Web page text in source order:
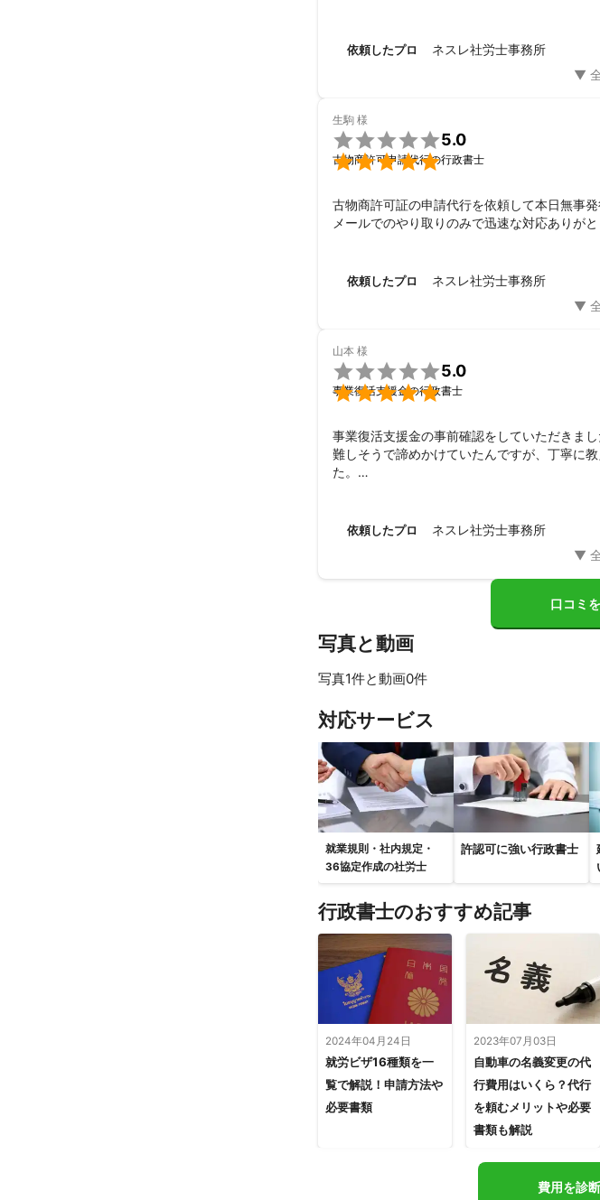
依頼したプロ ネスレ社労士事務所
生駒 様


5.0
古物商許可申請代行の行政書士
古物商許可証の申請代行を依頼して本日無事
メールでのやり取りのみで迅速な対応ありがと
依頼したプロ ネスレ社労士事務所
山本 様


5.0
事業復活支援金の行政書士
事業復活支援金の事前確認をしていただきまし
難しそうで諦めかけていたんですが、丁寧に
た。
本当にありがとうございました。
依頼したプロ ネスレ社労士事務所
口コミ
写真と動画
写真1件と動画0件
対応サービス
就業規則・社内規定・
36協定作成の社労士
許認可に強い行政書士
行政書士のおすすめ記事
2024年04月24日
就労ビザ16種類を一
覧で解説！申請方法や
必要書類
2023年07月03日
自動車の名義変更の代
行費用はいくら？代行
を頼むメリットや必要
書類も解説
費用を診